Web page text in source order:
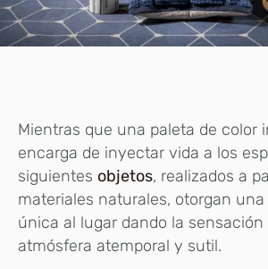
Mientras que una paleta de color
encarga de inyectar vida a los
siguientes objetos, realizados a
materiales naturales, otorgan
única al lugar dando la sensación
atmósfera atemporal y sutil.